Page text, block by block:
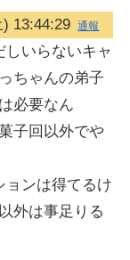
13:44:29 通報
いらないキャ
ちゃんの弟子
必要なん
子回以外でや
ンは得てるけ
外は事足りる